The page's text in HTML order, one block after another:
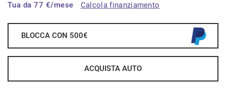
Tua da77 €/mese Calcola finanziamento
BLOCCA CON 500€
ACQUISTA AUTO